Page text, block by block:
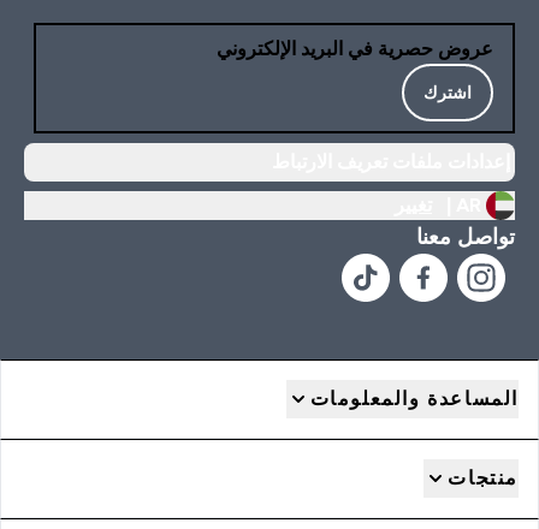
عروض حصرية في البريد الإلكتروني
اشترك
تواصل معنا
المساعدة والمعلومات
منتجات